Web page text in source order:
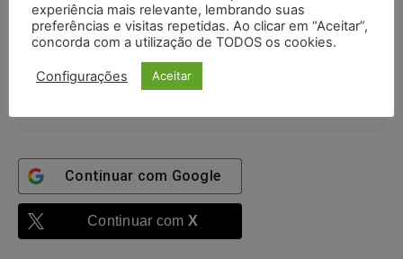
Mantenha-me
Continuar com Google
Continuar com X
experiência mais relevante, lembrando suas
preferências e visitas repetidas. Ao clicar em “Aceitar”,
concorda com a utilização de TODOS os cookies.
Configurações Aceitar